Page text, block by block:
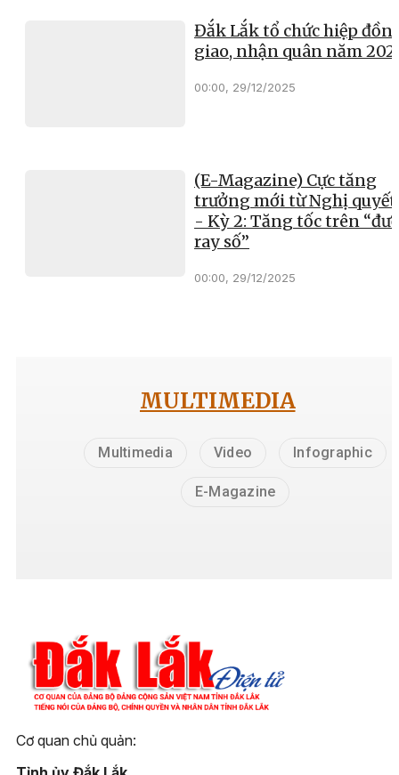
Đắk Lắk tổ chức hiệp
giao, nhận quân năm
00:00, 29/12/2025
(E-Magazine) Cực tăng
trưởng mới từ Nghị quyết
- Kỳ 2: Tăng tốc trên
ray số”
00:00, 29/12/2025
MULTIMEDIA
Multimedia Video Infographic
E-Magazine
Cơ quan chủ quản: